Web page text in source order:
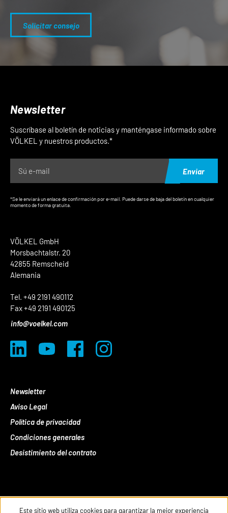
Solicitar consejo
VÖLKEL GmbH
Morsbachtalstr. 20
42855 Remscheid
Alemania
Tel. +49 2191 490112
Fax +49 2191 490125
info@voelkel.com
Newsletter
Aviso Legal
Política de privacidad
Condiciones generales
Desistimiento del contrato
Newsletter
Suscríbase al boletín de noticias y manténgase informado sobre
VÖLKEL y nuestros productos.*
Enviar
*Se le enviará un enlace de confirmación por e-mail. Puede darse de baja del boletín en cualquier
momento de forma gratuita.
Este sitio web utiliza cookies para garantizar la mejor experiencia